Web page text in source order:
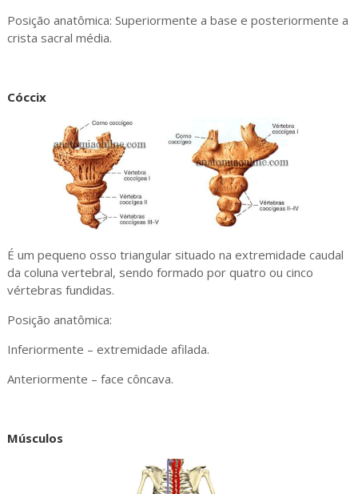
Posição anatômica: Superiormente a base e posteriormente a
crista sacral média.
Cóccix
É um pequeno osso triangular situado na extremidade caudal
da coluna vertebral, sendo formado por quatro ou cinco
vértebras fundidas.
Posição anatômica:
Inferiormente – extremidade afilada.
Anteriormente – face côncava.
Músculos